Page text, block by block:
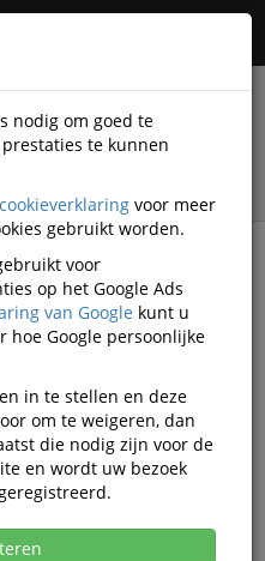
By Cep
Cep
toebehoren
nodig om goed te
te kunnen
cookieverklaring voor meer
gebruikt worden.
voor
op het Google Ads
van Google kunt u
hoe Google persoonlijke
in te stellen en deze
om te weigeren, dan
die nodig zijn voor de
en wordt uw bezoek